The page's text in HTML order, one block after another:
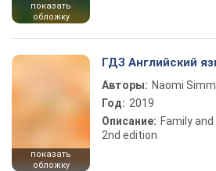
показать
обложку
показать
обложку
ГДЗ Английский
Авторы: Naomi
Год: 2019
Описание: Family
2nd edition